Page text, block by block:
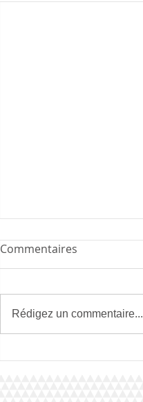
Commentaires
Rédigez un commentaire...